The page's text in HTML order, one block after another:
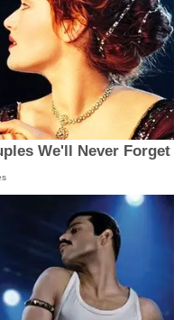
We'll Never Forget